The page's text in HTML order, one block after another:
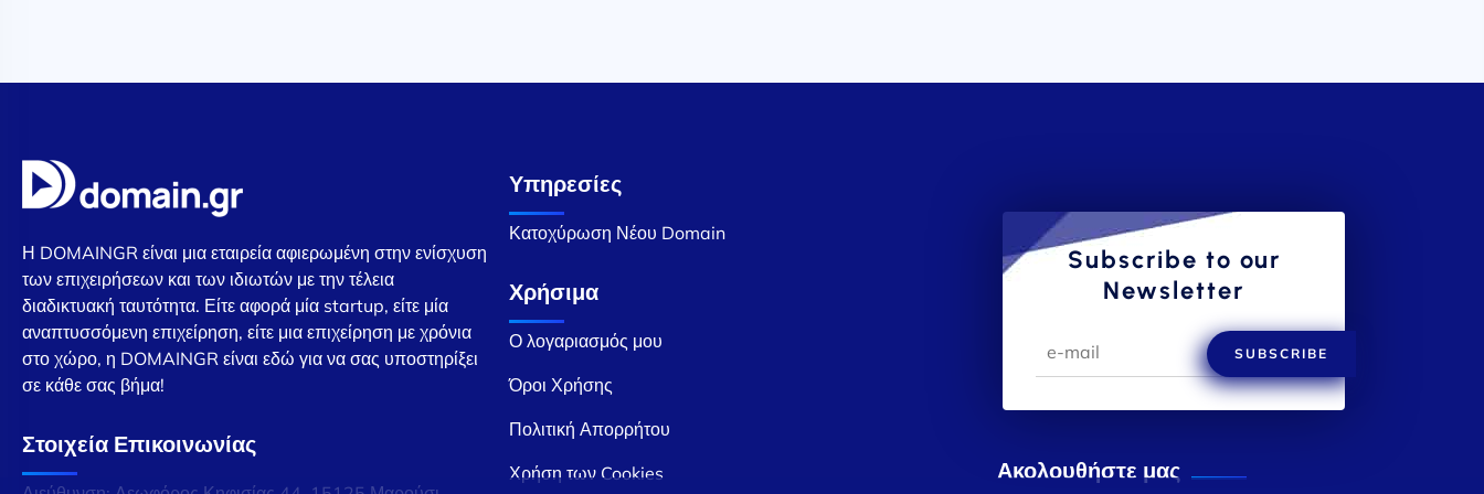
Η DOMAINGR είναι μια εταιρεία αφιερωμένη στην ενίσχυση
των επιχειρήσεων και των ιδιωτών με την τέλεια
διαδικτυακή ταυτότητα. Είτε αφορά μία startup, είτε μία
αναπτυσσόμενη επιχείρηση, είτε μια επιχείρηση με χρόνια
στο χώρο, η DOMAINGR είναι εδώ για να σας υποστηρίξει
σε κάθε σας βήμα!
Στοιχεία Επικοινωνίας
Υπηρεσίες
Κατοχύρωση Νέου Domain
Χρήσιμα
Ο λογαριασμός μου
Όροι Χρήσης
Πολιτική Απορρήτου
Χρήση των Cookies
Subscribe to our
Newsletter
SUBSCRIBE
Ακολουθήστε μας